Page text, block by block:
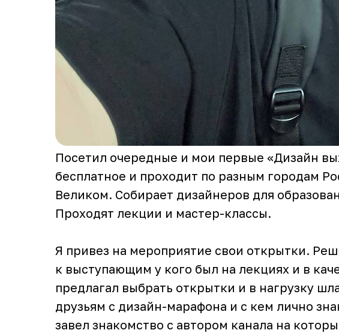
Посетил очередные и мои первые «Дизайн
бесплатное и проходит по разным городам
Великом. Собирает дизайнеров для
Проходят лекции и мастер-классы.
Я привез на мероприятие свои открытки.
к выступающим у кого был на лекциях и в
предлагал выбрать открытки и в нагрузку
друзьям с дизайн-марафона и с кем лично
завел знакомство с автором канала на